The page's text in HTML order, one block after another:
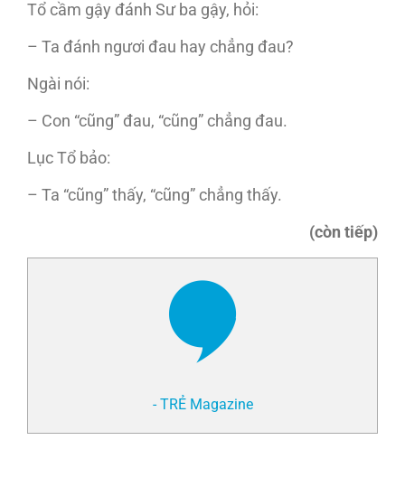
Tổ cầm gậy đánh Sư ba gậy, hỏi:
– Ta đánh ngươi đau hay chẳng đau?
Ngài nói:
– Con “cũng” đau, “cũng” chẳng đau.
Lục Tổ bảo:
– Ta “cũng” thấy, “cũng” chẳng thấy.
(còn tiếp)
- TRẺ Magazine